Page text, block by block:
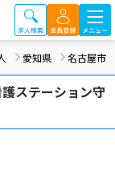
愛知県 名古屋市
ステーション守